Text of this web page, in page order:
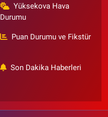
Yüksekova Hava
Durumu
Puan Durumu ve Fikstür
Son Dakika Haberleri